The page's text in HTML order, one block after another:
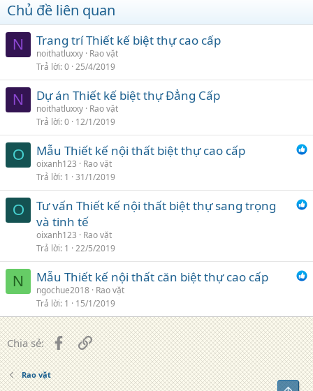
Chủ đề liên quan
N Trang trí Thiết kế biệt thự cao cấp
noithatluxxy Rao vặt
Trả lời 0 25/4/2019
N Dự án Thiết kế biệt thự Đẳng Cấp
noithatluxxy Rao vặt
Trả lời 0 12/1/2019
O Mẫu Thiết kế nội thất biệt thự cao cấp
oixanh123
Rao vặt
Trả lời 1 31/1/2019
O
Tư vấn Thiết kế nội thất biệt thự sang trọng
và tinh tế
oixanh123
Rao vặt
Trả lời 1 22/5/2019
N Mẫu Thiết kế nội thất căn biệt thự cao cấp
ngochue2018 Rao vặt
Trả lời 1 15/1/2019
Chia sẻ: FacebookLiên kết
Rao vặt